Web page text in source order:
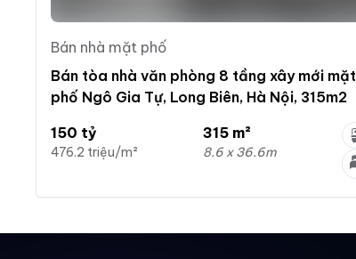
Bán nhà mặt phố
Bán tòa nhà văn phòng 8 tầng xây mới mặt
phố Ngô Gia Tự, Long Biên, Hà Nội, 315m2
150 tỷ
476.2 triệu/m²
315 m²
8.6 x 36.6m